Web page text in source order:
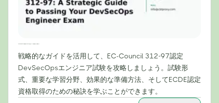
戦略的なガイドを活用して、EC-Council 312-97認定
DevSecOpsエンジニア試験を攻略しましょう。試験形
式、重要な学習分野、効果的な準備方法、そしてECDE認定
資格取得のための秘訣を学ぶことができます。